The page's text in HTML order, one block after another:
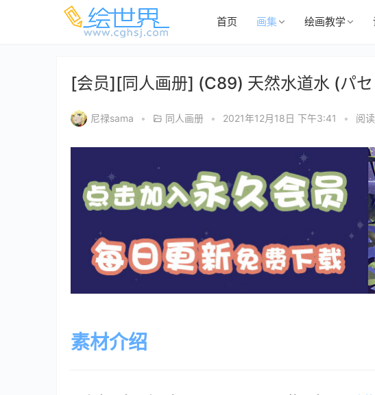
首页 画集 绘画教学
[会员][同人画册] (C89) 天然水道水 (パ
尼禄sama • 同人画册 • 2021年12月18日 下午3:41 • 阅
素材介绍